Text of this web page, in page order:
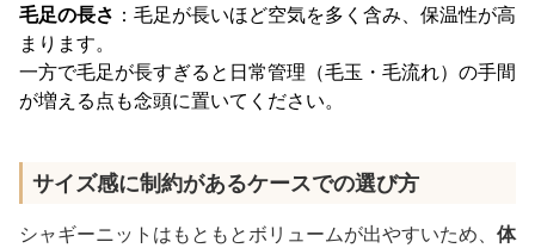
毛足の長さ ：毛足が長いほど空気を多く含み、保温性が高
まります。
一方で毛足が長すぎると日常管理（毛玉・毛流れ）の手間
が増える点も念頭に置いてください。
サイズ感に制約があるケースでの選び方
シャギーニットはもともとボリュームが出やすいため、 体